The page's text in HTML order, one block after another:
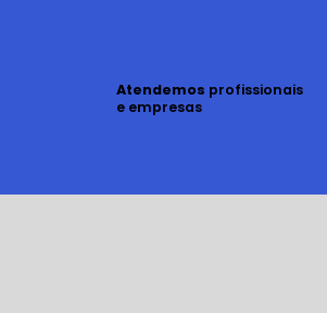
Atendemos profissionais
e empresas